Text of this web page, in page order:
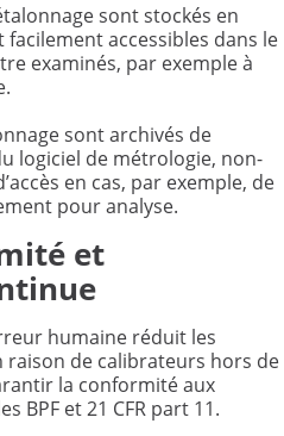
sont stockés en
accessibles dans le
examinés, par exemple à
sont archivés de
logiciel de métrologie, non-
en cas, par exemple, de
pour analyse.
et
humaine réduit les
raison de calibrateurs hors de
la conformité aux
BPF et 21 CFR part 11.